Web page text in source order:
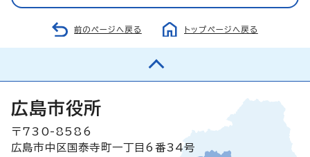
前のページへ戻る トップページへ戻る
広島市役所
〒730-8586
広島市中区国泰寺町一丁目6番34号